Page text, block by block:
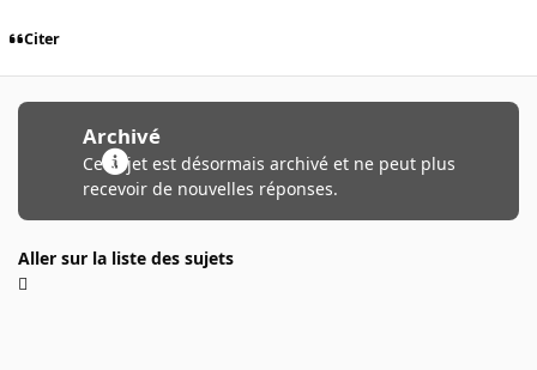
Citer
Archivé
Ce sujet est désormais archivé et ne peut plus
recevoir de nouvelles réponses.
Aller sur la liste des sujets